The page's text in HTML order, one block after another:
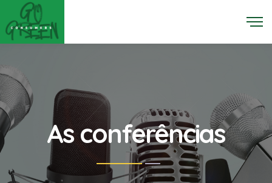
As conferências